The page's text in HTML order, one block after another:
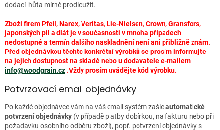
dodací lhůta mírně prodloužit.
Zboží firem Pfeil, Narex, Veritas, Lie-Nielsen, Crown, Gransfors,
japonských pil a dlát je v současnosti v mnoha případech
nedostupné a termín dalšího naskladnění není ani přibližně znám.
Před objednávkou těchto konkrétní výrobků se prosím informujte
na jejich dostupnost na skladě nebo u dodavatele e-mailem
info@woodgrain.cz .Vždy prosím uvádějte kód výrobku.
Potvrzovací email objednávky
Po každé objednávce vám na váš email systém zašleautomatické
potvrzení objednávky (v případě platby dobírkou, na fakturu nebo při
požadavku osobního odběru zboží), popř. potvrzení objednávky s